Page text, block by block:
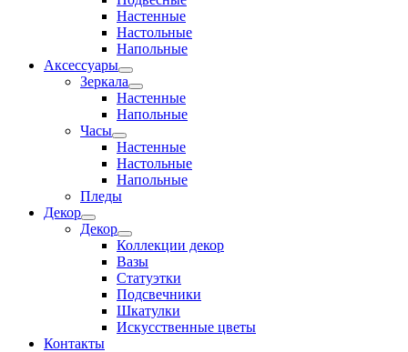
Настенные
Настольные
Напольные
Аксессуары
Зеркала
Настенные
Напольные
Часы
Настенные
Настольные
Напольные
Пледы
Декор
Декор
Коллекции декор
Вазы
Статуэтки
Подсвечники
Шкатулки
Искусственные цветы
Контакты